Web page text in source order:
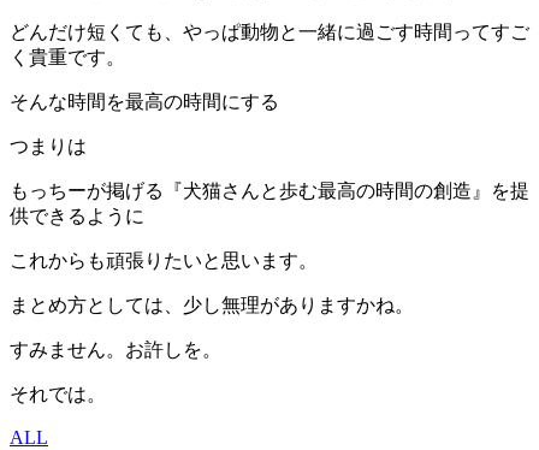
どんだけ短くても、やっぱ動物と一緒に過ごす時間ってすご
く貴重です。
そんな時間を最高の時間にする
つまりは
もっちーが掲げる『犬猫さんと歩む最高の時間の創造』を提
供できるように
これからも頑張りたいと思います。
まとめ方としては、少し無理がありますかね。
すみません。お許しを。
それでは。
ALL